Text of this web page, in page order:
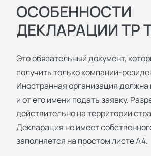
ОСОБЕННОСТИ
ДЕКЛАРАЦИИ ТР
Это обязательный документ,
получить только компании-
Иностранная организация должна
и от его имени подать заявку.
действительно на территории
Декларация не имеет
заполняется на простом листе А4.